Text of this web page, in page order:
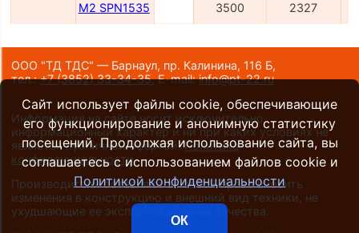
M2 SPN1535 3500 2327
ООО "ТД ТДС" — Барнаул, пр. Калинина, 116 Б,
тел.:+7 (3852) 33-34-35,E-mail:info@pt-22.ru
Информация на сайте носит исключительно
информационный характер и ни при каких условиях не
является публичной офертой.Политика
конфиденциальности.
Производители оставляют за собой право вносить
изменения в конструкцию и внешний вид техники, не
ухудшающие ее эксплуатационные качества.
Сайт использует файлы cookie, обеспечивающие
его функционирование и анонимную статистику
посещений. Продолжая использование сайта, вы
соглашаетесь с использованием файлов cookie и
Политикой конфиденциальности
ОК